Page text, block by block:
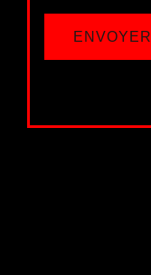
ENVOYER